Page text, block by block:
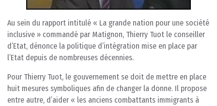
Au sein du rapport intitulé « La grande nation pour une société
inclusive » commandé par Matignon, Thierry Tuot le conseiller
d’Etat, dénonce la politique d’intégration mise en place par
l’Etat depuis de nombreuses décennies.
Pour Thierry Tuot, le gouvernement se doit de mettre en place
huit mesures symboliques afin de changer la donne. Il propose
entre autre, d’aider « les anciens combattants immigrants à